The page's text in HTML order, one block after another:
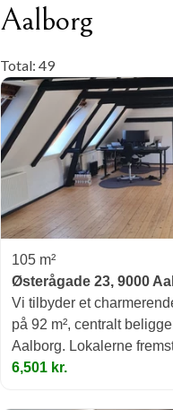
Aalborg
Total: 49
105 m²
Østerågade 23, 9000
Vi tilbyder et
på 92 m², centralt
Aalborg. Lokalerne
6,501 kr.